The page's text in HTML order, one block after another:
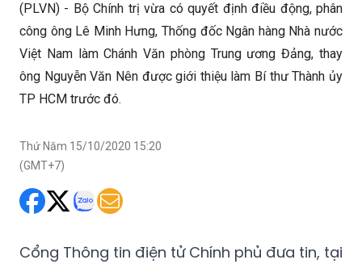
(PLVN) - Bộ Chính trị vừa có quyết định điều động, phân
công ông Lê Minh Hưng, Thống đốc Ngân hàng Nhà nước
Việt Nam làm Chánh Văn phòng Trung ương Đảng, thay
ông Nguyễn Văn Nên được giới thiệu làm Bí thư Thành ủy
TP HCM trước đó.
Thứ Năm 15/10/2020 15:20
(GMT+7)
Cổng Thông tin điện tử Chính phủ đưa tin, tại